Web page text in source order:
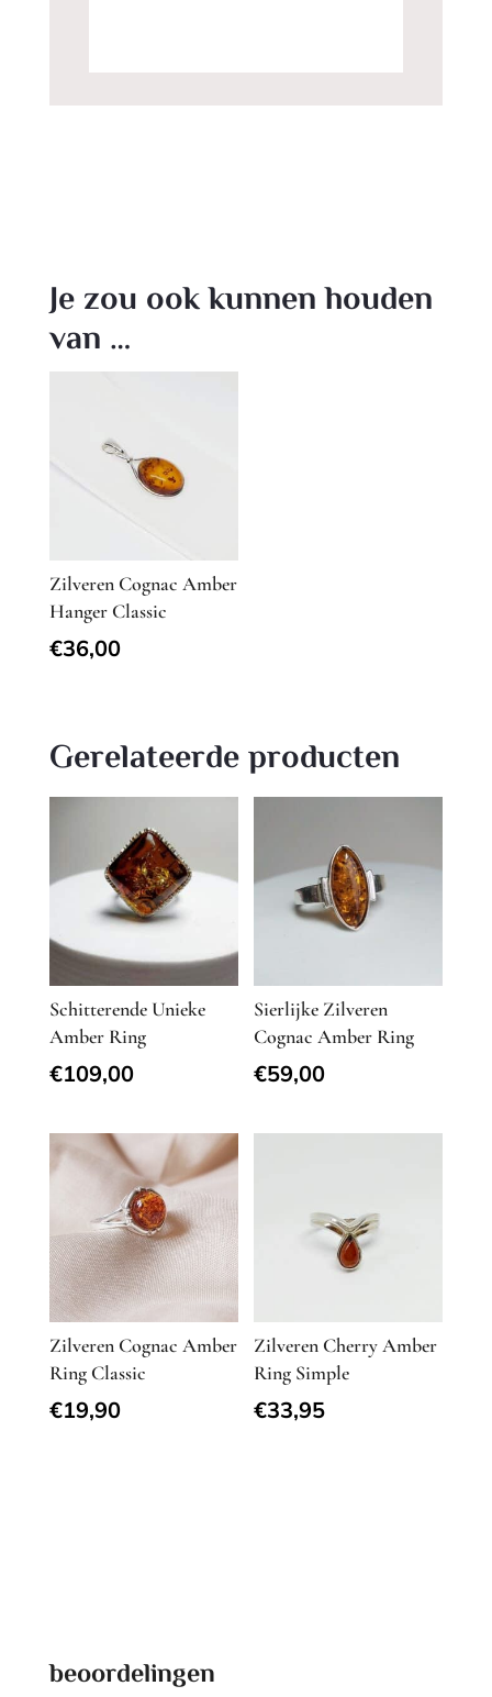
Je zou ook kunnen houden
van …
Zilveren Cognac Amber
Hanger Classic
€36,00
Gerelateerde producten
Schitterende Unieke
Amber Ring
€109,00
Sierlijke Zilveren
Cognac Amber Ring
€59,00
Zilveren Cognac Amber
Ring Classic
€19,90
Zilveren Cherry Amber
Ring Simple
€33,95
beoordelingen